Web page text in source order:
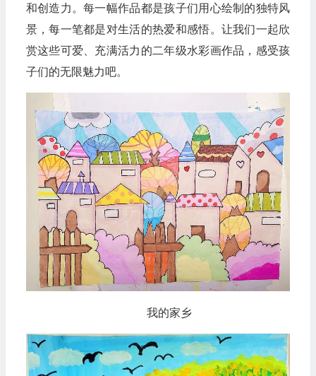
和创造力。每一幅作品都是孩子们用心绘制的独特风
景，每一笔都是对生活的热爱和感悟。让我们一起欣
赏这些可爱、充满活力的二年级水彩画作品，感受孩
子们的无限魅力吧。
我的家乡